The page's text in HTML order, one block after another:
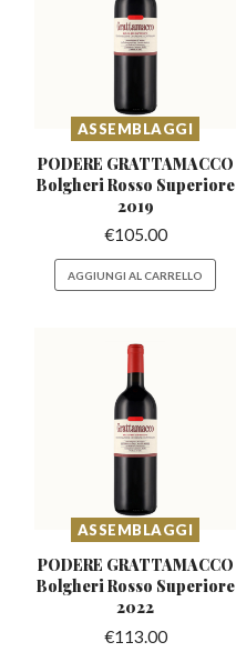
ASSEMBLAGGI
PODERE GRATTAMACCO
Bolgheri Rosso Superiore
2019
€105.00
AGGIUNGI AL CARRELLO
ASSEMBLAGGI
PODERE GRATTAMACCO
Bolgheri Rosso Superiore
2022
€113.00